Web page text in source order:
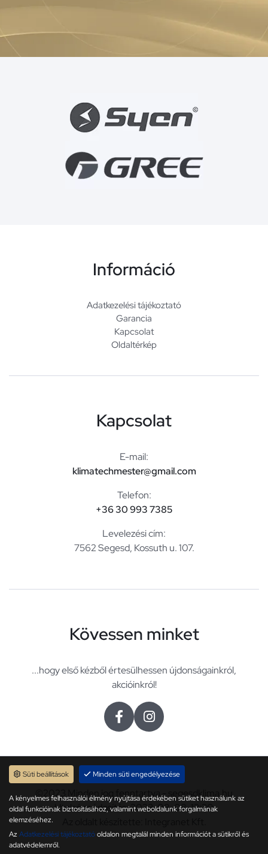
Információ
Adatkezelési tájékoztató
Garancia
Kapcsolat
Oldaltérkép
Kapcsolat
E-mail:
klimatechmester@gmail.com
Telefon:
+36 30 993 7385
Levelezési cím:
7562 Segesd, Kossuth u. 107.
Kövessen minket
...hogy első kézből értesülhessen újdonságainkról,
akcióinkról!
©2023 Minden jog fenntartva - segesdklima.hu
Utolsó módosítás: 2023. 08. 08. 13:30
Süti beállítások Minden süti engedélyezése
A kényelmes felhasználói élmény nyújtása érdekében sütiket használunk az
oldal funkcióinak biztosításához, valamint weboldalunk forgalmának
elemzéséhez.
Az Adatkezelési tájékoztatóoldalon megtalál minden információt a sütikről és
adatvédelemről.